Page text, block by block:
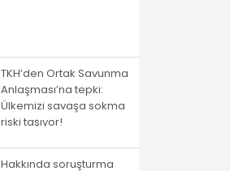
TKH’den Ortak Savunma
Anlaşması’na tepki:
Ülkemizi savaşa sokma
riski taşıyor!
Hakkında soruşturma